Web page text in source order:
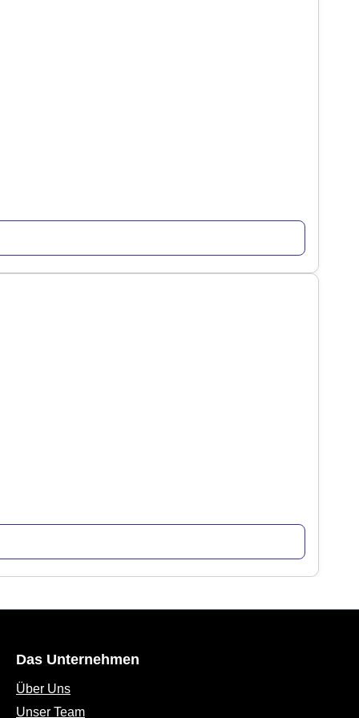
Das Unternehmen
Über Uns
Unser Team